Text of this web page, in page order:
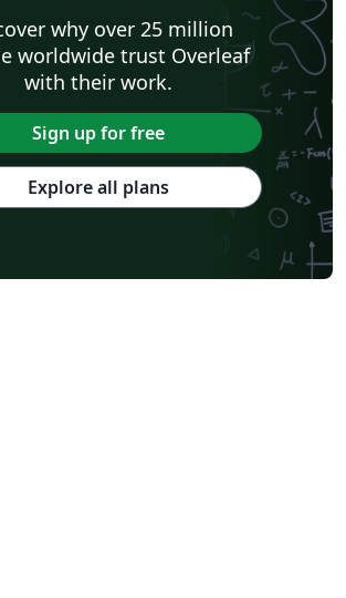
why over 25 million
worldwide trust Overleaf
with their work.
Sign up for free
Explore all plans